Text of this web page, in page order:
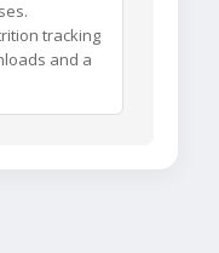
tracking
and a